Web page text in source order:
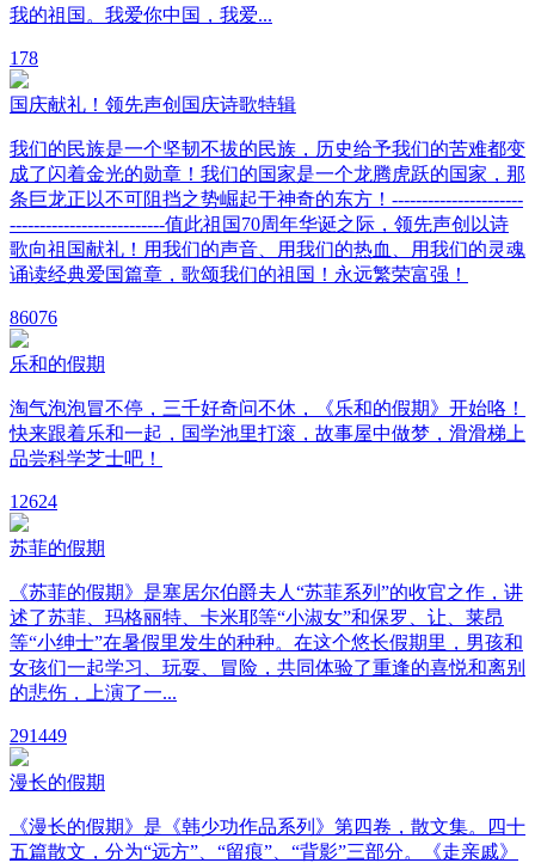
我的祖国。我爱你中国，我爱...
1 78
国庆献礼！领先声创国庆诗歌特辑
我们的民族是一个坚韧不拔的民族，历史给予我们的苦难都变
成了闪着金光的勋章！我们的国家是一个龙腾虎跃的国家，那
条巨龙正以不可阻挡之势崛起于神奇的东方！----------------------
--------------------------值此祖国70周年华诞之际，领先声创以诗
歌向祖国献礼！用我们的声音、用我们的热血、用我们的灵魂
诵读经典爱国篇章，歌颂我们的祖国！永远繁荣富强！
86076
乐和的假期
淘气泡泡冒不停，三千好奇问不休，《乐和的假期》开始咯！
快来跟着乐和一起，国学池里打滚，故事屋中做梦，滑滑梯上
品尝科学芝士吧！
12624
苏菲的假期
《苏菲的假期》是塞居尔伯爵夫人“苏菲系列”的收官之作，讲
述了苏菲、玛格丽特、卡米耶等“小淑女”和保罗、让、莱昂
等“小绅士”在暑假里发生的种种。在这个悠长假期里，男孩和
女孩们一起学习、玩耍、冒险，共同体验了重逢的喜悦和离别
的悲伤，上演了一...
291449
漫长的假期
《漫长的假期》是《韩少功作品系列》第四卷，散文集。四十
五篇散文，分为“远方”、“留痕”、“背影”三部分。《走亲戚》